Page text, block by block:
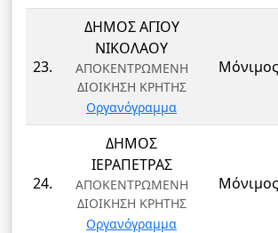
23.
ΔΗΜΟΣ ΑΓΙΟΥ
ΝΙΚΟΛΑΟΥ
ΑΠΟΚΕΝΤΡΩΜΕΝΗ
ΔΙΟΙΚΗΣΗ ΚΡΗΤΗΣ
Οργανόγραμμα
Μόνιμος
24.
ΔΗΜΟΣ
ΙΕΡΑΠΕΤΡΑΣ
ΑΠΟΚΕΝΤΡΩΜΕΝΗ
ΔΙΟΙΚΗΣΗ ΚΡΗΤΗΣ
Οργανόγραμμα
Μόνιμος